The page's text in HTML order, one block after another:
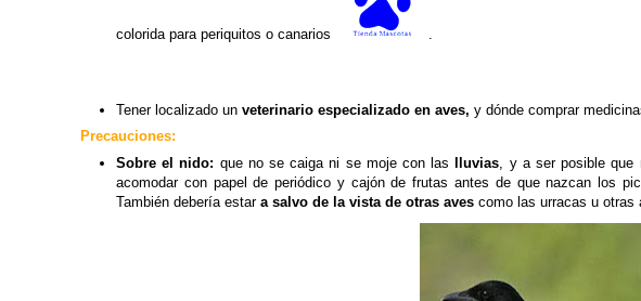
colorida para periquitos o canarios
Tener localizado un veterinario especializado en aves, y dónde comprar
Precauciones:
Sobre el nido: que no se caiga ni se moje con las lluvias, y a ser posible que
acomodar con papel de periódico y cajón de frutas antes de que nazcan los
También debería estar a salvo de la vista de otras aves como las urracas u otras